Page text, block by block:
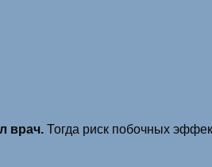
врач. Тогда риск побочных